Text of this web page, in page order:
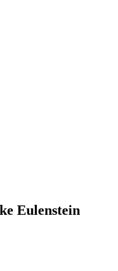
Eulenstein